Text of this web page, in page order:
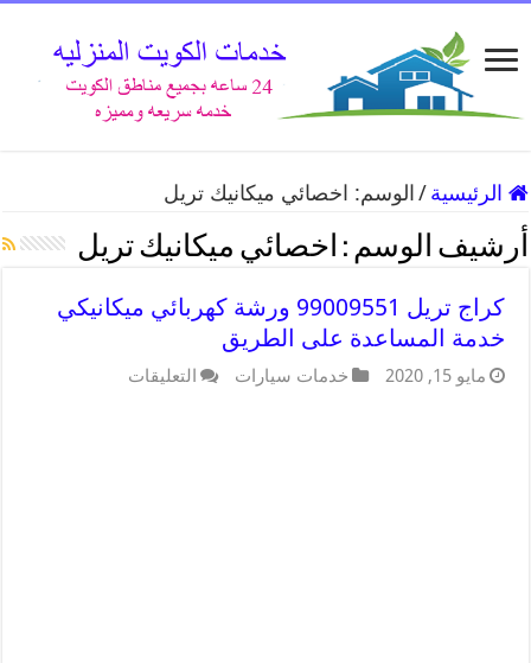
الرئيسية / الوسم: اخصائي ميكانيك تريل
أرشيف الوسم : اخصائي ميكانيك تريل
كراج تريل 99009551 ورشة كهربائي ميكانيكي
خدمة المساعدة على الطريق
مايو 15, 2020 خدمات سيارات التعليقات